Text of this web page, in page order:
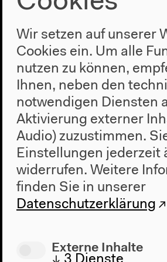
Nächste
Wir setzen auf unserer
Cookies ein. Um alle
nutzen zu können,
Ihnen, neben den
notwendigen Diensten
Aktivierung externer
Audio) zuzustimmen.
Einstellungen jederzeit
widerrufen. Weitere
finden Sie in unserer
Datenschutzerklärung
Externe Inhalte